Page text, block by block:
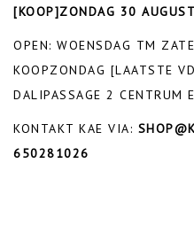
[KOOP]ZONDAG 30
OPEN: WOENSDAG TM
KOOPZONDAG [LAATSTE
DALIPASSAGE 2 CENTRUM
KONTAKT KAE VIA:
650281026